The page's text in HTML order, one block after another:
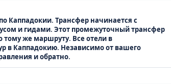
Каппадокии. Трансфер начинается с
и гидами. Этот промежуточный трансфер
тому же маршруту. Все отели в
в Каппадокию. Независимо от вашего
и обратно.